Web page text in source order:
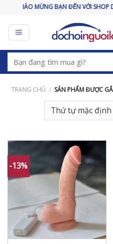
content
CHÀO MỪNG BẠN ĐẾN VỚI SHOP
Tìm
kiếm:
TRANG CHỦ / SẢN PHẨM ĐƯỢC
-13%